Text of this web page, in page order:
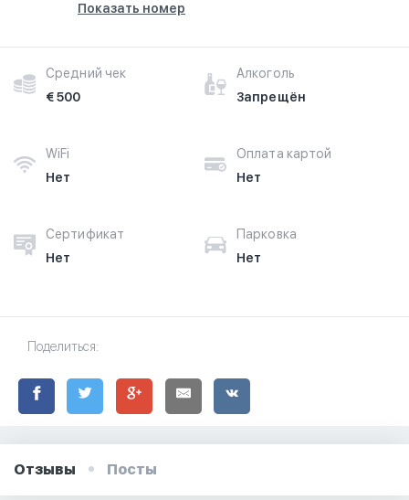
Показать номер
Средний чек
€ 500
Алкоголь
Запрещён
WiFi
Нет
Оплата картой
Нет
Сертификат
Нет
Парковка
Нет
Поделиться:
Отзывы Посты